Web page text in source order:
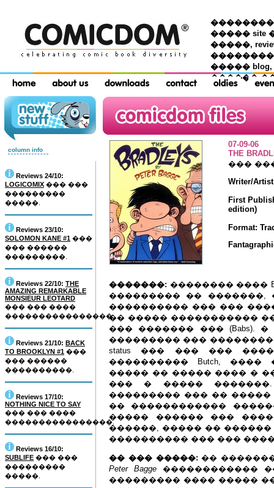
���������
����� site
�����,
����� blog,
������
column info
Reviews 24/10:
LOGICOMIX ��� ���
���������
�����.
Reviews 23/10:
SOLOMON KANE #1 ���
��� ������
���������.
Reviews 22/10: THE
AMAZING REMARKABLE
MONSIEUR LEOTARD
��� ��� ����
����������������.
Reviews 21/10: BACK
TO BROOKLYN #1 ���
��� ������
����������.
Reviews 17/10:
NOTHING NICE TO SAY
��� ��� ����
����������������.
Reviews 16/10:
SUBLIFE ��� ���
���������
�����.
07-09-06
THE
���
Writer/
First
edition)
Format:
�������: �������� ����
��������� �� �������,
���������� ��� ���
�� ����� ����������� ��
��� ������� ��� (Babs).
��������� ���
status ��� ��� ���
���������� Butch, ����
����� �� ����� ���� �
��� � �����
��������� ��� ��
�� ������������
����� ������ ���
������, ����� ��
���������� ��� ���
�� ��� �����: ��
Peter Bagge ������������
��������� ���� �����